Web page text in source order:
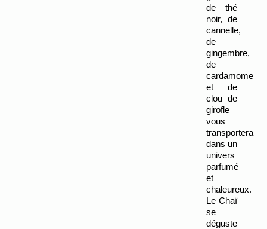
de thé
noir, de
cannelle,
de
gingembre,
de
cardamome
et de
clou de
girofle
vous
transportera
dans un
univers
parfumé
et
chaleureux.
Le Chaï
se
déguste